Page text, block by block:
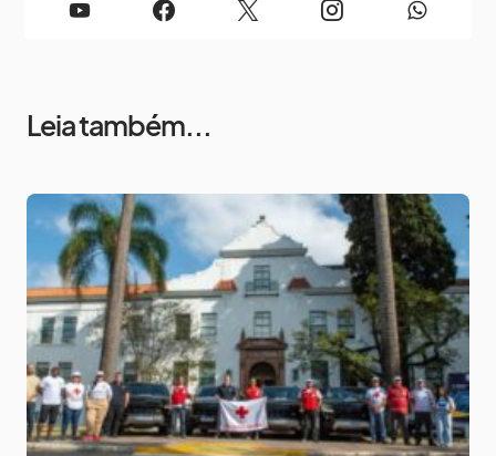
Leia também...